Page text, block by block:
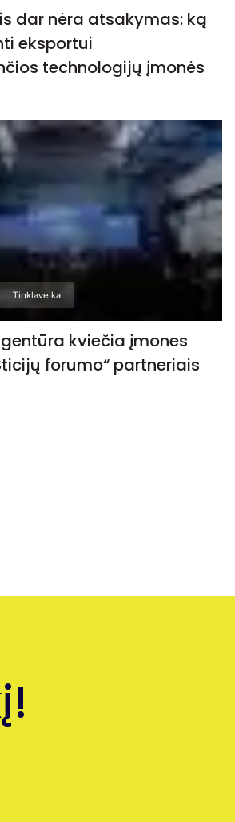
dar nėra atsakymas: ką
eksportui
technologijų įmonės
Tinklaveika
kviečia įmones
forumo“ partneriais